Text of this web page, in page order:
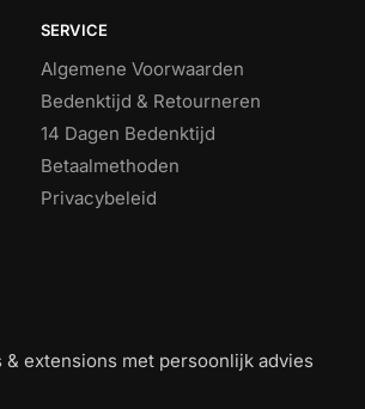
SERVICE
Algemene Voorwaarden
Bedenktijd & Retourneren
14 Dagen Bedenktijd
Betaalmethoden
Privacybeleid
extensions met persoonlijk advies